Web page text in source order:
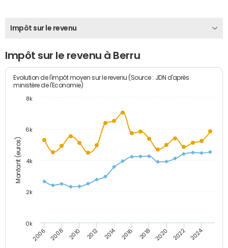
Impôt sur le revenu
Impôt sur le revenu à Berru
Montant (euros)
Evolution de l'impôt moyen sur le revenu (Source : JDN d'après
ministère de l'Economie)
2006 2008 2010 2012 2014 2016 2018 2020 2022 2024
0k
2k
4k
6k
8k